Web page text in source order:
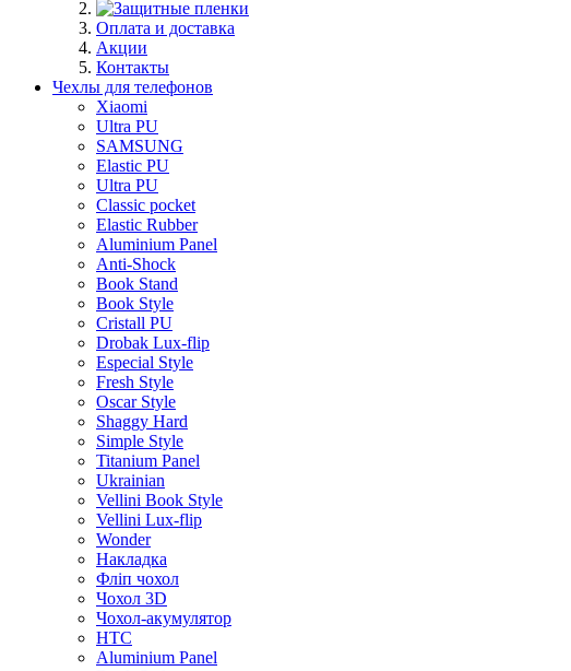
Оплата и доставка
Акции
Контакты
Чехлы для телефонов
Xiaomi
Ultra PU
SAMSUNG
Elastic PU
Ultra PU
Classic pocket
Elastic Rubber
Aluminium Panel
Anti-Shock
Book Stand
Book Style
Cristall PU
Drobak Lux-flip
Especial Style
Fresh Style
Oscar Style
Shaggy Hard
Simple Style
Titanium Panel
Ukrainian
Vellini Book Style
Vellini Lux-flip
Wonder
Накладка
Фліп чохол
Чохол 3D
Чохол-акумулятор
HTC
Aluminium Panel